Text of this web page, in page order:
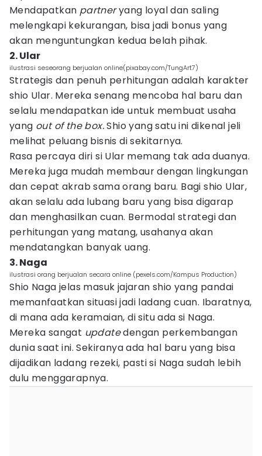
Mendapatkan partneryang loyal dan saling
melengkapi kekurangan, bisa jadi bonus yang
akan menguntungkan kedua belah pihak.
2. Ular
ilustrasi seseorang berjualan online(pixabay.com/TungArt7)
Strategis dan penuh perhitungan adalah karakter
shio Ular. Mereka senang mencoba hal baru dan
selalu mendapatkan ide untuk membuat usaha
yang out of the box.Shio yang satu ini dikenal jeli
melihat peluang bisnis di sekitarnya.
Rasa percaya diri si Ular memang tak ada duanya.
Mereka juga mudah membaur dengan lingkungan
dan cepat akrab sama orang baru. Bagi shio Ular,
akan selalu ada lubang baru yang bisa digarap
dan menghasilkan cuan. Bermodal strategi dan
perhitungan yang matang, usahanya akan
mendatangkan banyak uang.
3. Naga
ilustrasi orang berjualan secara online (pexels.com/Kampus Production)
Shio Naga jelas masuk jajaran shio yang pandai
memanfaatkan situasi jadi ladang cuan. Ibaratnya,
di mana ada keramaian, di situ ada si Naga.
Mereka sangat updatedengan perkembangan
dunia saat ini. Sekiranya ada hal baru yang bisa
dijadikan ladang rezeki, pasti si Naga sudah lebih
dulu menggarapnya.